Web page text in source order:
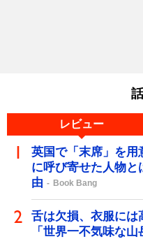
レビュー
英国で「末席」を用
に呼び寄せた人物
由
Book Bang
舌は欠損、衣服に
「世界一不気味な